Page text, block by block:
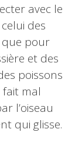
avec le
des
que pour
et des
poissons
fait mal
l’oiseau
qui glisse.